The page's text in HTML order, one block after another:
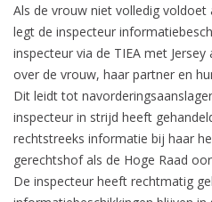
Als de vrouw niet volledig
legt de inspecteur
inspecteur via de TIEA met
over de vrouw, haar partner en
Dit leidt tot
inspecteur in strijd heeft
rechtstreeks informatie bij haar
gerechtshof als de Hoge Raad
De inspecteur heeft rechtmatig